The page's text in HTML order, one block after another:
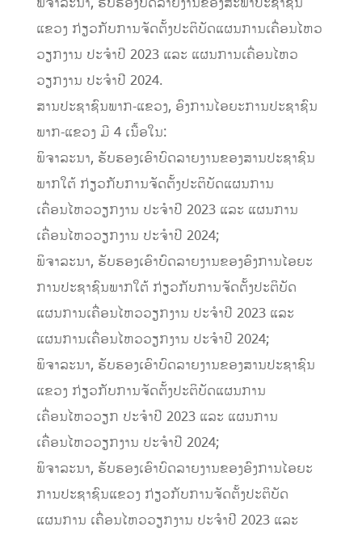
ແຂວງ ກ່ຽວກັບການຈັດຕັ້ງປະຕິບັດແຜນການເຄື່ອນໄຫວ
ວຽກງານ ປະຈໍາປີ 2023 ແລະ ແຜນການເຄື່ອນໄຫວ
ວຽກງານ ປະຈໍາປີ 2024.
ສານປະຊາຊົນພາກ-ແຂວງ, ອົງການໄອຍະການປະຊາຊົນ
ພາກ-ແຂວງ ມີ 4 ເນື້ອໃນ:
ພິຈາລະນາ, ຮັບຮອງເອົາບົດລາຍງານຂອງສານປະຊາຊົນ
ພາກໃຕ້ ກ່ຽວກັບການຈັດຕັ້ງປະຕິບັດແຜນການ
ເຄື່ອນໄຫວວຽກງານ ປະຈໍາປີ 2023 ແລະ ແຜນການ
ເຄື່ອນໄຫວວຽກງານ ປະຈໍາປີ 2024;
ພິຈາລະນາ, ຮັບຮອງເອົາບົດລາຍງານຂອງອົງການໄອຍະ
ການປະຊາຊົນພາກໃຕ້ ກ່ຽວກັບການຈັດຕັ້ງປະຕິບັດ
ແຜນການເຄື່ອນໄຫວວຽກງານ ປະຈໍາປີ 2023 ແລະ
ແຜນການເຄື່ອນໄຫວວຽກງານ ປະຈໍາປີ 2024;
ພິຈາລະນາ, ຮັບຮອງເອົາບົດລາຍງານຂອງສານປະຊາຊົນ
ແຂວງ ກ່ຽວກັບການຈັດຕັ້ງປະຕິບັດແຜນການ
ເຄື່ອນໄຫວວຽກ ປະຈໍາປີ 2023 ແລະ ແຜນການ
ເຄື່ອນໄຫວວຽກງານ ປະຈໍາປີ 2024;
ພິຈາລະນາ, ຮັບຮອງເອົາບົດລາຍງານຂອງອົງການໄອຍະ
ການປະຊາຊົນແຂວງ ກ່ຽວກັບການຈັດຕັ້ງປະຕິບັດ
ແຜນການ ເຄື່ອນໄຫວວຽກງານ ປະຈໍາປີ 2023 ແລະ